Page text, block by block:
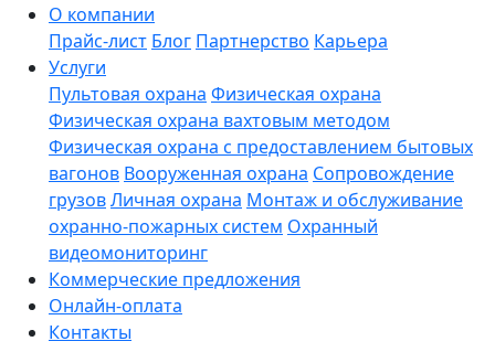
О компании
Прайс-лист Блог Партнерство Карьера
Услуги
Пультовая охрана Физическая охрана
Физическая охрана вахтовым методом
Физическая охрана с предоставлением бытовых
вагонов Вооруженная охрана Сопровождение
грузовЛичная охрана Монтаж и обслуживание
охранно-пожарных систем Охранный
видеомониторинг
Коммерческие предложения
Онлайн-оплата
Контакты